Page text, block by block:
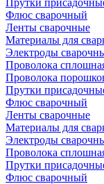
Прутки
Флюс сварочный
Ленты сварочные
Материалы для
Электроды
Проволока
Проволока
Прутки
Флюс сварочный
Ленты сварочные
Материалы для
Электроды
Проволока
Прутки
Флюс сварочный